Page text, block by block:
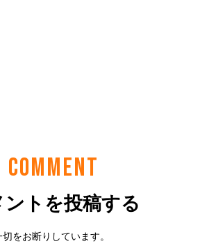
COMMENT
ントを投稿する
をお断りしています。